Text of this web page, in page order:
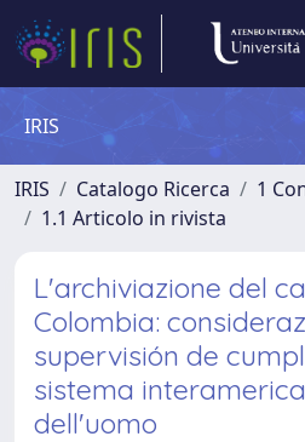
IRIS
IRIS Catalogo Ricerca
1
1.1 Articolo in rivista
L'archiviazione del
Colombia:
supervisión de
sistema
dell'uomo